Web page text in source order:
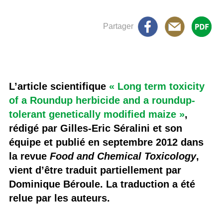
Partager
L’article scientifique « Long term toxicity
of a Roundup herbicide and a roundup-
tolerant genetically modified maize »,
rédigé par Gilles-Eric Séralini et son
équipe et publié en septembre 2012 dans
la revue Food and Chemical Toxicology,
vient d’être traduit partiellement par
Dominique Béroule. La traduction a été
relue par les auteurs.